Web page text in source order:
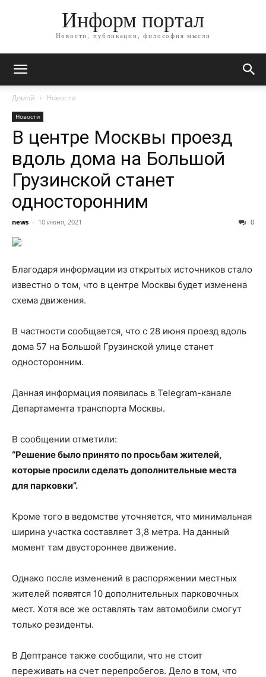
Информ портал
Новости, публикации, философия мысли
Домой Новости
Новости
В центре Москвы проезд
вдоль дома на Большой
Грузинской станет
односторонним
news - 10 июня, 2021 0
Благодаря информации из открытых источников стало
известно о том, что в центре Москвы будет изменена
схема движения.
В частности сообщается, что с 28 июня проезд вдоль
дома 57 на Большой Грузинской улице станет
односторонним.
Данная информация появилась в Telegram-канале
Департамента транспорта Москвы.
В сообщении отметили:
“Решение было принято по просьбам жителей,
которые просили сделать дополнительные места
для парковки”.
Кроме того в ведомстве уточняется, что минимальная
ширина участка составляет 3,8 метра. На данный
момент там двустороннее движение.
Однако после изменений в распоряжении местных
жителей появятся 10 дополнительных парковочных
мест. Хотя все же оставлять там автомобили смогут
только резиденты.
В Дептрансе также сообщили, что не стоит
переживать на счет перепробегов. Дело в том, что